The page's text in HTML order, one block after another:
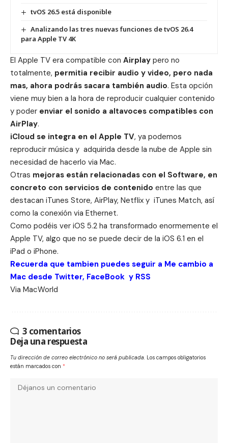
tvOS 26.5 está disponible
Analizando las tres nuevas funciones de tvOS 26.4
para Apple TV 4K
El Apple TV era compatible con Airplay pero no
totalmente, permitia recibir audio y video, pero nada
mas, ahora podrás sacara también audio. Esta opción
viene muy bien a la hora de reproducir cualquier contenido
y poder enviar el sonido a altavoces compatibles con
AirPlay.
iCloud se integra en el Apple TV, ya podemos
reproducir música y adquirida desde la nube de Apple sin
necesidad de hacerlo via Mac.
Otras mejoras están relacionadas con el Software, en
concreto con servicios de contenido entre las que
destacan iTunes Store, AirPlay, Netflix y iTunes Match, así
como la conexión via Ethernet.
Como podéis ver iOS 5.2 ha transformado enormemente el
Apple TV, algo que no se puede decir de la iOS 6.1 en el
iPad o iPhone.
Recuerda que tambien puedes seguir a Me cambio a
Mac desde Twitter, FaceBook y RSS
Via MacWorld
3 comentarios
Deja una respuesta
Tu dirección de correo electrónico no será publicada. Los campos obligatorios
están marcados con *